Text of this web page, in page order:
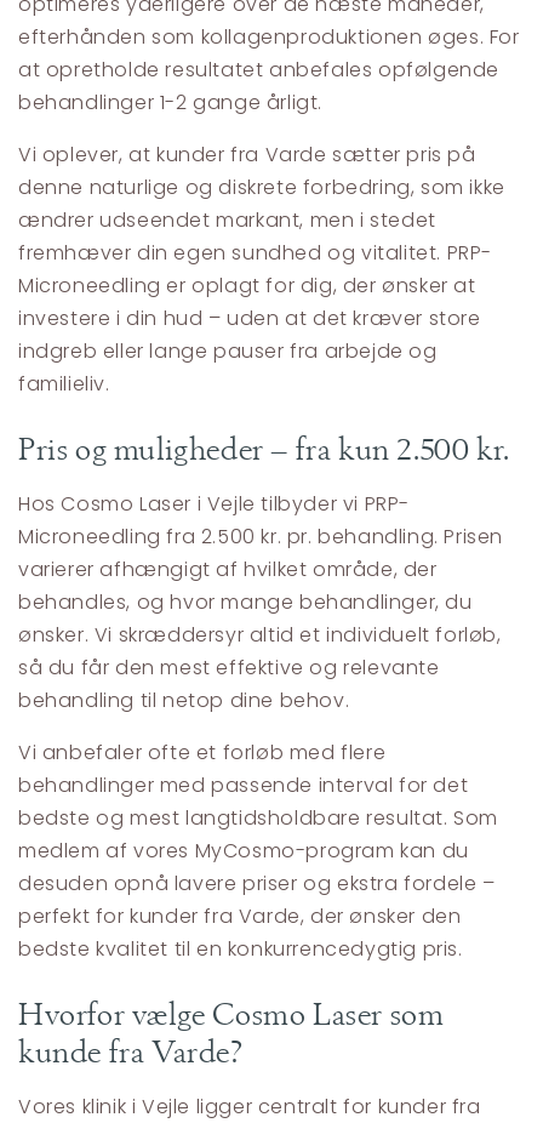
efterhånden som kollagenproduktionen øges. For
at opretholde resultatet anbefales opfølgende
behandlinger 1-2 gange årligt.
Vi oplever, at kunder fra Varde sætter pris på
denne naturlige og diskrete forbedring, som ikke
ændrer udseendet markant, men i stedet
fremhæver din egen sundhed og vitalitet. PRP-
Microneedling er oplagt for dig, der ønsker at
investere i din hud – uden at det kræver store
indgreb eller lange pauser fra arbejde og
familieliv.
Pris og muligheder – fra kun 2.500 kr.
Hos Cosmo Laser i Vejle tilbyder vi PRP-
Microneedling fra 2.500 kr. pr. behandling. Prisen
varierer afhængigt af hvilket område, der
behandles, og hvor mange behandlinger, du
ønsker. Vi skræddersyr altid et individuelt forløb,
så du får den mest effektive og relevante
behandling til netop dine behov.
Vi anbefaler ofte et forløb med flere
behandlinger med passende interval for det
bedste og mest langtidsholdbare resultat. Som
medlem af vores MyCosmo-program kan du
desuden opnå lavere priser og ekstra fordele –
perfekt for kunder fra Varde, der ønsker den
bedste kvalitet til en konkurrencedygtig pris.
Hvorfor vælge Cosmo Laser som
kunde fra Varde?
Vores klinik i Vejle ligger centralt for kunder fra